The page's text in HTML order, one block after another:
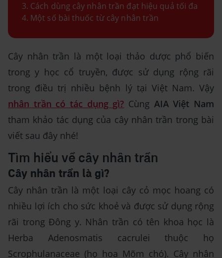
Cách dùng cây nhân trần đạt hiệu quả tối đa
Một số bài thuốc từ cây nhân trần
Cây nhân trần là một loại thảo dược phổ biến
trong y học cổ truyền, được sử dụng rộng rãi
trong điều trị nhiều bệnh lý tại Việt Nam. Vậy
nhân trần có tác dụng gì? Cùng AIA Việt Nam
tham khảo tác dụng của cây nhân trần trong bài
viết sau đây nhé!
Tìm hiểu về cây nhân trần
Cây nhân trần là gì?
Cây nhân trần là một loại cây cỏ mọc hoang có
nhiều lợi ích cho sức khoẻ và được sử dụng rộng
rãi trong Đông y. Nhân trần có tên khoa học là
Herba Adenosmatis cacrulei thuộc họ
Scrophulanaceae (họ hoa Mõm chó). Cây nhân